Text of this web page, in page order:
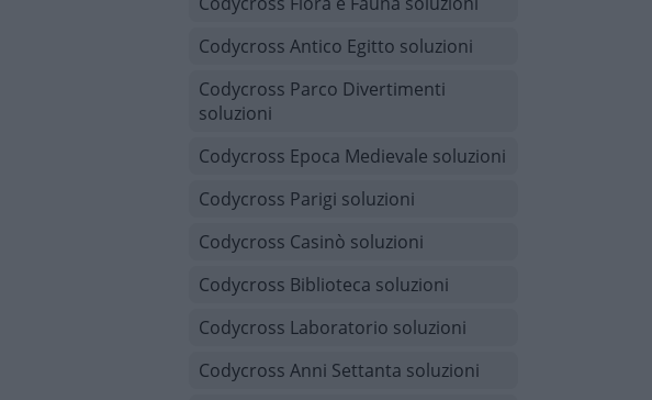
Codycross Antico Egitto soluzioni
Codycross Parco Divertimenti
soluzioni
Codycross Epoca Medievale soluzioni
Codycross Parigi soluzioni
Codycross Casinò soluzioni
Codycross Biblioteca soluzioni
Codycross Laboratorio soluzioni
Codycross Anni Settanta soluzioni